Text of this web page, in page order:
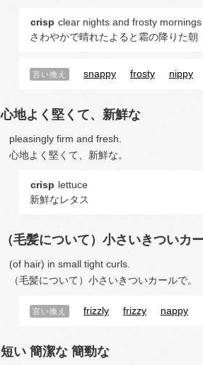
crisp clear nights and frosty mornings
さわやかで晴れたよると霜の降りた朝
言い換え snappy frosty nippy
心地よく堅くて、新鮮な
pleasingly firm and fresh.
心地よく堅くて、新鮮な。
crisp lettuce
新鮮なレタス
（毛髪について）小さいきついカ
(of hair) in small tight curls.
（毛髪について）小さいきついカールで。
言い換え frizzly frizzy nappy
短い 簡潔な 簡勁な